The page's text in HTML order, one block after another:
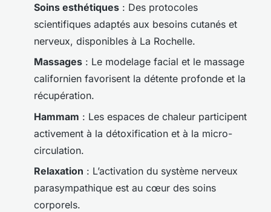
Soins esthétiques : Des protocoles
scientifiques adaptés aux besoins cutanés et
nerveux, disponibles à La Rochelle.
Massages : Le modelage facial et le massage
californien favorisent la détente profonde et la
récupération.
Hammam : Les espaces de chaleur participent
activement à la détoxification et à la micro-
circulation.
Relaxation : L’activation du système nerveux
parasympathique est au cœur des soins
corporels.